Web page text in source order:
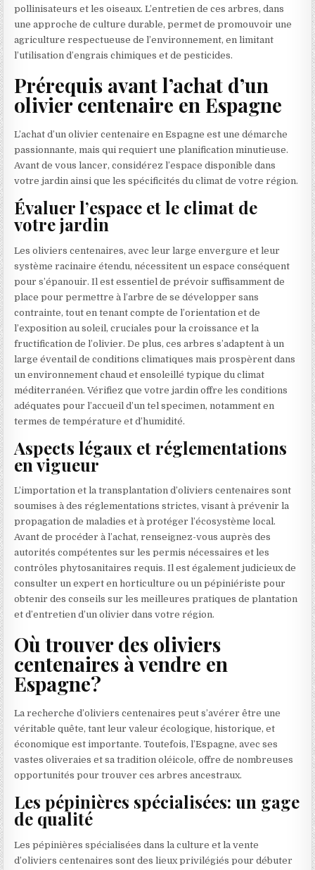
pollinisateurs et les oiseaux. L’entretien de ces arbres, dans
une approche de culture durable, permet de promouvoir une
agriculture respectueuse de l’environnement, en limitant
l’utilisation d’engrais chimiques et de pesticides.
Prérequis avant l’achat d’un
olivier centenaire en Espagne
L’achat d’un olivier centenaire en Espagne est une démarche
passionnante, mais qui requiert une planification minutieuse.
Avant de vous lancer, considérez l’espace disponible dans
votre jardin ainsi que les spécificités du climat de votre région.
Évaluer l’espace et le climat de
votre jardin
Les oliviers centenaires, avec leur large envergure et leur
système racinaire étendu, nécessitent un espace conséquent
pour s’épanouir. Il est essentiel de prévoir suffisamment de
place pour permettre à l’arbre de se développer sans
contrainte, tout en tenant compte de l’orientation et de
l’exposition au soleil, cruciales pour la croissance et la
fructification de l’olivier. De plus, ces arbres s’adaptent à un
large éventail de conditions climatiques mais prospèrent dans
un environnement chaud et ensoleillé typique du climat
méditerranéen. Vérifiez que votre jardin offre les conditions
adéquates pour l’accueil d’un tel specimen, notamment en
termes de température et d’humidité.
Aspects légaux et réglementations
en vigueur
L’importation et la transplantation d’oliviers centenaires sont
soumises à des réglementations strictes, visant à prévenir la
propagation de maladies et à protéger l’écosystème local.
Avant de procéder à l’achat, renseignez-vous auprès des
autorités compétentes sur les permis nécessaires et les
contrôles phytosanitaires requis. Il est également judicieux de
consulter un expert en horticulture ou un pépiniériste pour
obtenir des conseils sur les meilleures pratiques de plantation
et d’entretien d’un olivier dans votre région.
Où trouver des oliviers
centenaires à vendre en
Espagne?
La recherche d’oliviers centenaires peut s’avérer être une
véritable quête, tant leur valeur écologique, historique, et
économique est importante. Toutefois, l’Espagne, avec ses
vastes oliveraies et sa tradition oléicole, offre de nombreuses
opportunités pour trouver ces arbres ancestraux.
Les pépinières spécialisées: un gage
de qualité
Les pépinières spécialisées dans la culture et la vente
d’oliviers centenaires sont des lieux privilégiés pour débuter